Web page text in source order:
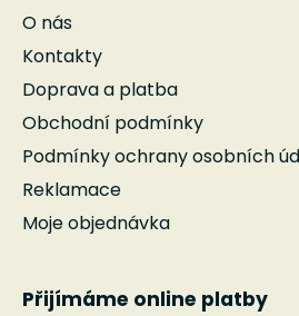
O nás
Kontakty
Doprava a platba
Obchodní podmínky
Podmínky ochrany osobních
Reklamace
Moje objednávka
Přijímáme online platby